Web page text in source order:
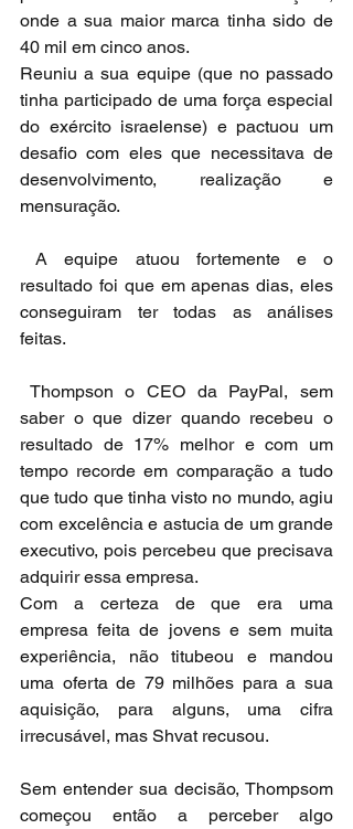
onde a sua maior marca tinha sido de
40 mil em cinco anos.
Reuniu a sua equipe (que no passado
tinha participado de uma força especial
do exército israelense) e pactuou um
desafio com eles que necessitava de
desenvolvimento, realização e
mensuração.
A equipe atuou fortemente e o
resultado foi que em apenas dias, eles
conseguiram ter todas as análises
feitas.
Thompson o CEO da PayPal, sem
saber o que dizer quando recebeu o
resultado de 17% melhor e com um
tempo recorde em comparação a tudo
que tudo que tinha visto no mundo, agiu
com excelência e astucia de um grande
executivo, pois percebeu que precisava
adquirir essa empresa.
Com a certeza de que era uma
empresa feita de jovens e sem muita
experiência, não titubeou e mandou
uma oferta de 79 milhões para a sua
aquisição, para alguns, uma cifra
irrecusável, mas Shvat recusou.
Sem entender sua decisão, Thompsom
começou então a perceber algo